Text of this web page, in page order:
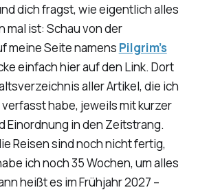
dich fragst, wie eigentlich alles
mal ist: Schau von der
meine Seite namens Pilgrim’s
einfach hier auf den Link. Dort
aller Artikel, die ich
habe, jeweils mit kurzer
Einordnung in den Zeitstrang.
Reisen sind noch nicht fertig,
ich noch 35 Wochen, um alles
heißt es im Frühjahr 2027 –